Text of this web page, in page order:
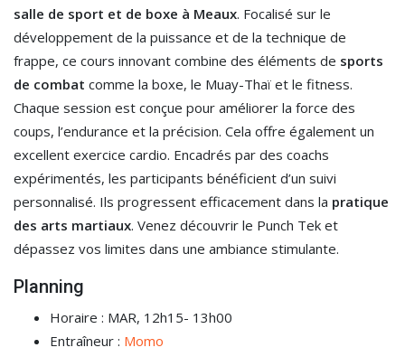
salle de sport et de boxe à Meaux. Focalisé sur le
développement de la puissance et de la technique de
frappe, ce cours innovant combine des éléments de sports
de combat comme la boxe, le Muay-Thaï et le fitness.
Chaque session est conçue pour améliorer la force des
coups, l’endurance et la précision. Cela offre également un
excellent exercice cardio. Encadrés par des coachs
expérimentés, les participants bénéficient d’un suivi
personnalisé. Ils progressent efficacement dans la pratique
des arts martiaux. Venez découvrir le Punch Tek et
dépassez vos limites dans une ambiance stimulante.
Planning
Horaire : MAR, 12h15- 13h00
Entraîneur : Momo